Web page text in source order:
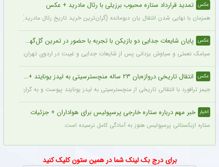
عکس تمدید قرارداد ستاره محبوب برزیلی با رئال مادرید + عکس
همزمان با نهایی شدن انتقال یان دیومانده (گران‌ترین خرید تاریخ رئال مادرید)، تمدید قرارداد
عکس پایان شایعات جدایی دو بازیکن با تجربه با حضور در تمرین گل‌گهر + عکس
سیامک نعمتی و سیاوش یزدانی پس از شایعات جدایی و غیبت در اردوی تهران، دیروز
عکس انتقال تاریخی دروازه‌بان ۲۳ ساله منچسترسیتی به لیدز یونایتد + عکس
جیمز ترافورد با انتقالی تاریخی از منچسترسیتی به لیدز یونایتد پیوست و به گران‌ترین
اخبار خبر مهم درباره ستاره خارجی پرسپولیس برای هواداران + جزئیات
ستاره ازبکستانی پرسپولیس هنوز به آمادگی کامل نرسیده است.
برای درج بک لینک شما در همین ستون کلیک کنید